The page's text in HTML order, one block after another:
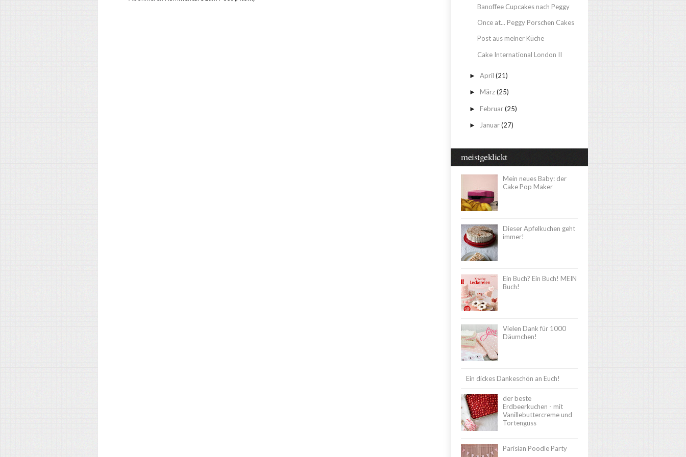
Banoffee Cupcakes nach Peggy
Once at... Peggy Porschen Cakes
Post aus meiner Küche
Cake International London II
► April (21)
► März(25)
► Februar(25)
► Januar(27)
meistgeklickt
Mein neues Baby: der
Cake Pop Maker
Dieser Apfelkuchen geht
immer!
Ein Buch? Ein Buch! MEIN
Buch!
Vielen Dank für 1000
Däumchen!
Ein dickes Dankeschön an Euch!
der beste
Erdbeerkuchen - mit
Vanillebuttercreme und
Tortenguss
Parisian Poodle Party